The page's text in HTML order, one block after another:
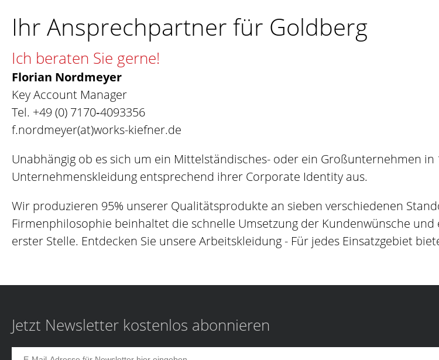
Ihr Ansprechpartner für Goldberg
Ich beraten Sie gerne!
Florian Nordmeyer
Key Account Manager
Tel. +49 (0) 7170‐4093356
f.nordmeyer(at)works-kiefner.de
Unabhängig ob es sich um ein Mittelständisches- oder ein Großunternehmen
Unternehmenskleidung entsprechend ihrer Corporate Identity aus.
Wir produzieren 95% unserer Qualitätsprodukte an sieben verschiedenen
Firmenphilosophie beinhaltet die schnelle Umsetzung der Kundenwünsche
erster Stelle. Entdecken Sie unsere Arbeitskleidung - Für jedes Einsatzgebiet
Jetzt Newsletter kostenlos abonnieren